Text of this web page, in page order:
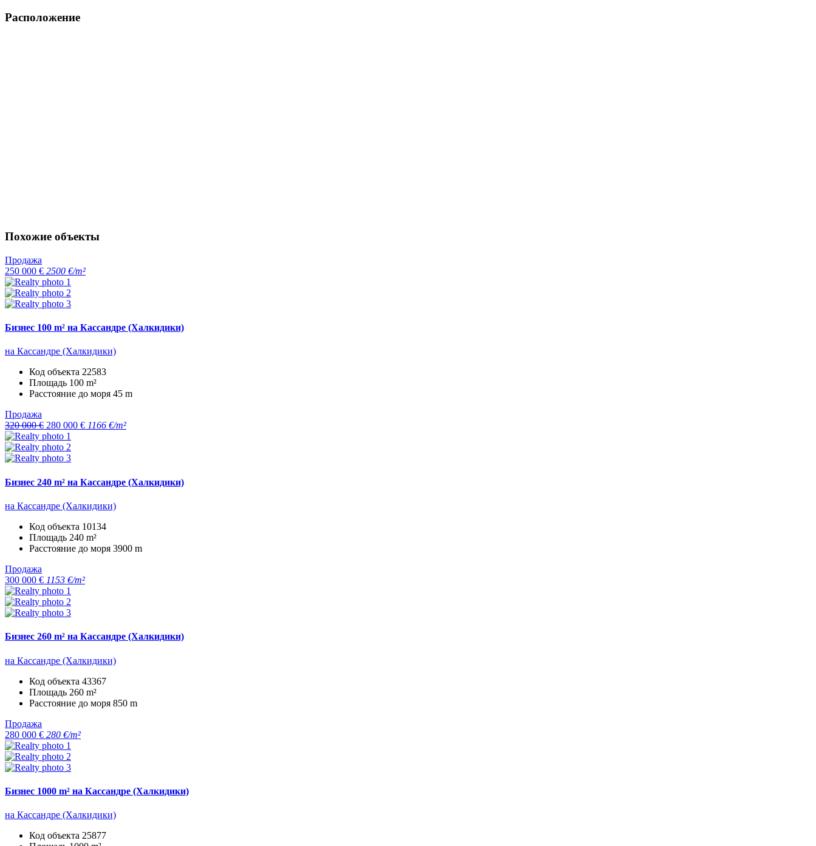
Расположение
Похожие объекты
Продажа
250 000 € 2500 €/m²
Бизнес 100 m² на Кассандре (Халкидики)
на Кассандре (Халкидики)
Код объекта 22583
Площадь 100 m²
Расстояние до моря 45 m
Продажа
320 000 € 280 000 € 1166 €/m²
Бизнес 240 m² на Кассандре (Халкидики)
на Кассандре (Халкидики)
Код объекта 10134
Площадь 240 m²
Расстояние до моря 3900 m
Продажа
300 000 € 1153 €/m²
Бизнес 260 m² на Кассандре (Халкидики)
на Кассандре (Халкидики)
Код объекта 43367
Площадь 260 m²
Расстояние до моря 850 m
Продажа
280 000 € 280 €/m²
Бизнес 1000 m² на Кассандре (Халкидики)
на Кассандре (Халкидики)
Код объекта 25877